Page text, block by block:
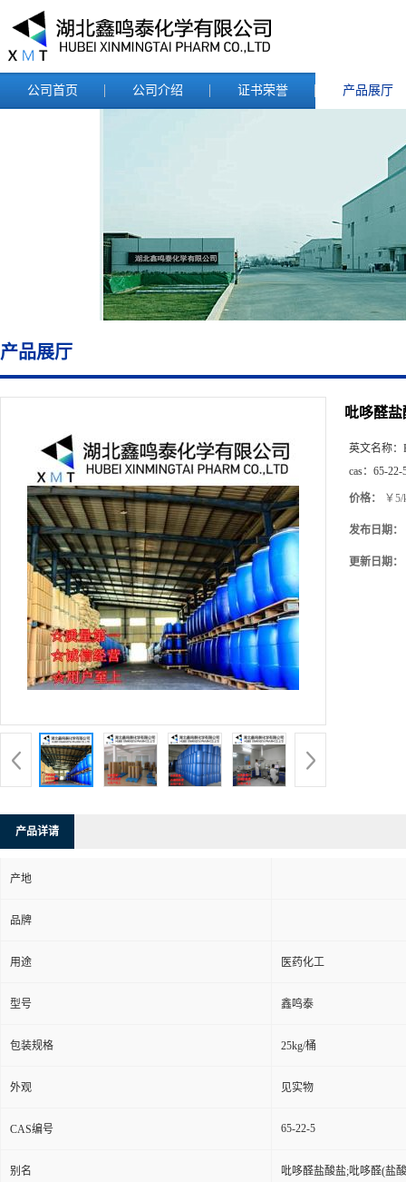
公司首页 公司介绍 证书荣誉 产品展厅
产品展厅
吡哆醛盐
英文名称：
cas： 65-22-
价格： ￥5/
发布日期：
更新日期：
产品详请
产地
品牌
用途 医药化工
型号 鑫鸣泰
包装规格 25kg/桶
外观 见实物
CAS编号 65-22-5
别名 吡哆醛盐酸盐;吡哆醛(盐